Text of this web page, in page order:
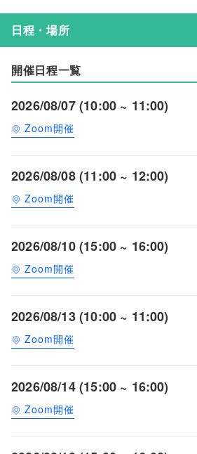
日程・場所
開催日程一覧
2026/08/07 (10:00 ~ 11:00)
Zoom開催
2026/08/08 (11:00 ~ 12:00)
Zoom開催
2026/08/10 (15:00 ~ 16:00)
Zoom開催
2026/08/13 (10:00 ~ 11:00)
Zoom開催
2026/08/14 (15:00 ~ 16:00)
Zoom開催